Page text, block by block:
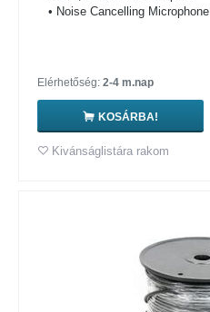
• Noise Cancelling Microphone
Elérhetőség: 2-4 m.nap
KOSÁRBA!
Kivánságlistára rakom